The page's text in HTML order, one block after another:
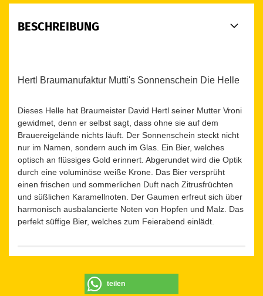
BESCHREIBUNG
Hertl Braumanufaktur Mutti's Sonnenschein Die Helle
Dieses Helle hat Braumeister David Hertl seiner Mutter Vroni
gewidmet, denn er selbst sagt, dass ohne sie auf dem
Brauereigelände nichts läuft. Der Sonnenschein steckt nicht
nur im Namen, sondern auch im Glas. Ein Bier, welches
optisch an flüssiges Gold erinnert. Abgerundet wird die Optik
durch eine voluminöse weiße Krone. Das Bier versprüht
einen frischen und sommerlichen Duft nach Zitrusfrüchten
und süßlichen Karamellnoten. Der Gaumen erfreut sich über
harmonisch ausbalancierte Noten von Hopfen und Malz. Das
perfekt süffige Bier, welches zum Feierabend einlädt.
teilen